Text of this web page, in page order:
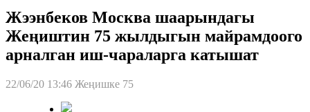
Жээнбеков Москва шаарындагы
Жеңиштин 75 жылдыгын майрамдоого
арналган иш-чараларга катышат
22/06/20 13:46 Жеңишке 75